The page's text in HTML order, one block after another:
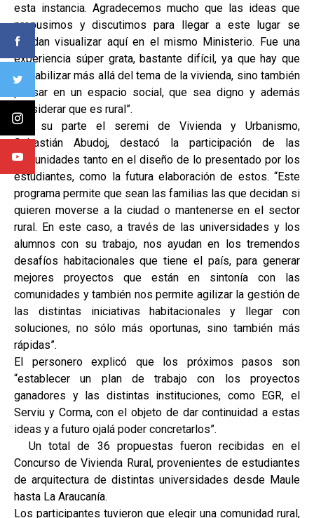
esta instancia. Agradecemos mucho que las ideas que
propusimos y discutimos para llegar a este lugar se
puedan visualizar aquí en el mismo Ministerio. Fue una
experiencia súper grata, bastante difícil, ya que hay que
contabilizar más allá del tema de la vivienda, sino también
pensar en un espacio social, que sea digno y además
considerar que es rural”.
Por su parte el seremi de Vivienda y Urbanismo,
Sebastián Abudoj, destacó la participación de las
comunidades tanto en el diseño de lo presentado por los
estudiantes, como la futura elaboración de estos. “Este
programa permite que sean las familias las que decidan si
quieren moverse a la ciudad o mantenerse en el sector
rural. En este caso, a través de las universidades y los
alumnos con su trabajo, nos ayudan en los tremendos
desafíos habitacionales que tiene el país, para generar
mejores proyectos que están en sintonía con las
comunidades y también nos permite agilizar la gestión de
las distintas iniciativas habitacionales y llegar con
soluciones, no sólo más oportunas, sino también más
rápidas”.
El personero explicó que los próximos pasos son
“establecer un plan de trabajo con los proyectos
ganadores y las distintas instituciones, como EGR, el
Serviu y Corma, con el objeto de dar continuidad a estas
ideas y a futuro ojalá poder concretarlos”.
Un total de 36 propuestas fueron recibidas en el
Concurso de Vivienda Rural, provenientes de estudiantes
de arquitectura de distintas universidades desde Maule
hasta La Araucanía.
Los participantes tuvieron que elegir una comunidad rural,